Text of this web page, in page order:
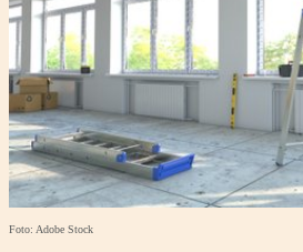
Foto: Adobe Stock